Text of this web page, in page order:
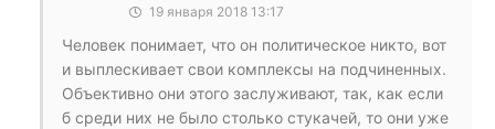
19 января 2018 13:17
Человек понимает, что он политическое никто, вот
и выплескивает свои комплексы на подчиненных.
Объективно они этого заслуживают, так, как если
б среди них не было столько стукачей, то они уже